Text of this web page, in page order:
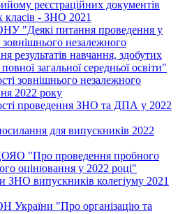
реєстраційних документів
класів - ЗНО 2021
"Деякі питання проведення у
зовнішнього незалежного
результатів навчання, здобутих
загальної середньої освіти"
зовнішнього незалежного
2022 року
проведення ЗНО та ДПА у 2022
для випускників 2022
"Про проведення пробного
оцінювання у 2022 році"
ЗНО випускників колегіуму 2021
України "Про організацію та